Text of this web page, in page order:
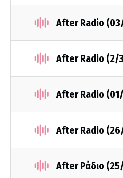
After Radio
After Radio (2/
After Radio
After Radio
After Ράδιο